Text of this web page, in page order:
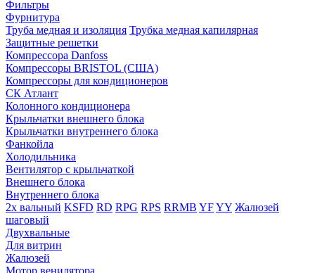
Фильтры
Фурнитура
Труба медная и изоляция Трубка медная капилярная
Защитные решетки
Компрессора Danfoss
Компрессоры BRISTOL (США)
Компрессоры для кондиционеров
СК Атлант
Колонного кондиционера
Крыльчатки внешнего блока
Крыльчатки внутреннего блока
Фанкойла
Холодильника
Вентилятор с крыльчаткой
Внешнего блока
Внутреннего блока
2х вальный KSFD RD RPG RPS RRMB YFYY Жалюзей
шаговый
Двухвальные
Для витрин
Жалюзей
Мотор венилятора